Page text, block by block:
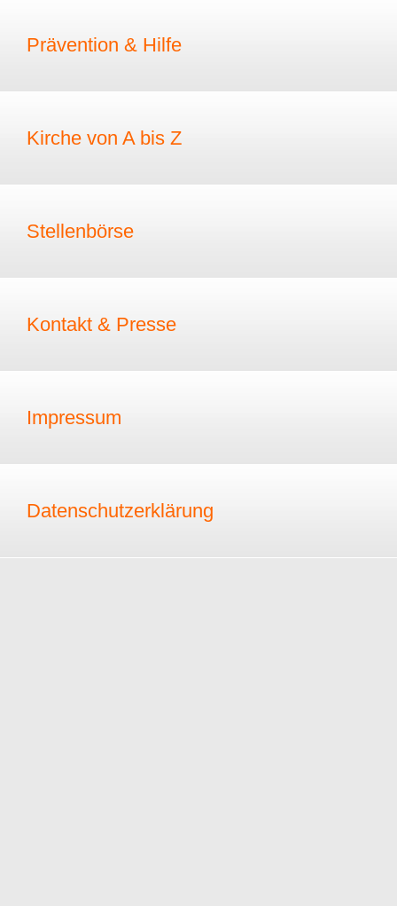
Prävention & Hilfe
Kirche von A bis Z
Stellenbörse
Kontakt & Presse
Impressum
Datenschutzerklärung